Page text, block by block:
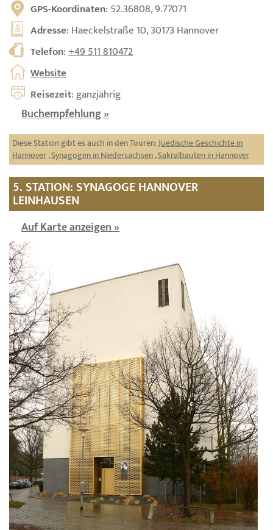
GPS-Koordinaten: 52.36808, 9.77071
Adresse: Haeckelstraße 10, 30173 Hannover
Telefon:+49 511 810472
Website
Reisezeit: ganzjährig
Buchempfehlung »
Diese Station gibt es auch in den Touren:Juedische Geschichte in
Hannover,Synagogen in Niedersachsen,Sakralbauten in Hannover
5. STATION: SYNAGOGE HANNOVER
LEINHAUSEN
Auf Karte anzeigen »